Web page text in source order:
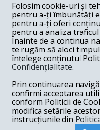
Opinii / Economia nu poate
susținerii intereselor
obsesia menținerii
Melania Cincea
Noi puseuri de
„neaoși”
Periodic, în spațiul
mesaje xenofobe la adresa
anumit grup politico-
ArmandGosu
Unirea cu Moldova:
Unirea cu Moldova
Folosim cookie-uri și
pentru a-ți îmbunătăți
pentru a-ți oferi
pentru a analiza
Înainte de a continua
te rugăm să aloci
înțelege conținutul
Confidențialitate.
Prin continuarea
confirmi acceptarea
conform Politicii de
modifica setările
instrucțiunile din